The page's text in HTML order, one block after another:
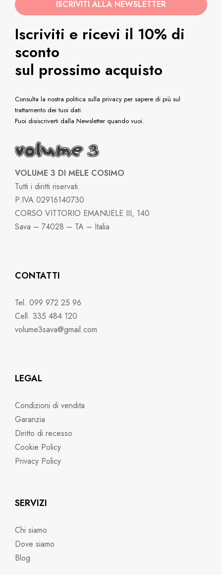
Iscriviti e ricevi il 10% di
sconto
sul prossimo acquisto
Consulta la nostra politica sulla privacy per sapere di più sul
trattamento dei tuoi dati.
Puoi disiscriverti dalla Newsletter quando vuoi.
VOLUME 3 DI MELE COSIMO
Tutti i diritti riservati.
P.IVA 02916140730
CORSO VITTORIO EMANUELE III, 140
Sava – 74028 – TA – Italia
CONTATTI
Tel. 099 972 25 96
Cell. 335 484 120
volume3sava@gmail.com
LEGAL
Condizioni di vendita
Garanzia
Diritto di recesso
Cookie Policy
Privacy Policy
SERVIZI
Chi siamo
Dove siamo
Blog